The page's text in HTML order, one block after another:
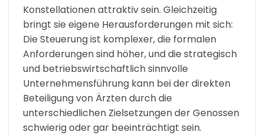
Konstellationen attraktiv sein. Gleichzeitig
bringt sie eigene Herausforderungen mit sich:
Die Steuerung ist komplexer, die formalen
Anforderungen sind höher, und die strategisch
und betriebswirtschaftlich sinnvolle
Unternehmensführung kann bei der direkten
Beteiligung von Ärzten durch die
unterschiedlichen Zielsetzungen der Genossen
schwierig oder gar beeinträchtigt sein.